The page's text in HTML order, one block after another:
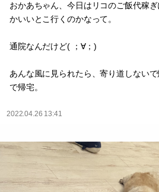
おかあちゃん、今日はリコのご飯代稼
かいいとこ行くのかなって。
通院なんだけど( ；∀；)
あんな風に見られたら、寄り道しない
で帰宅。
2022.04.26 13:41